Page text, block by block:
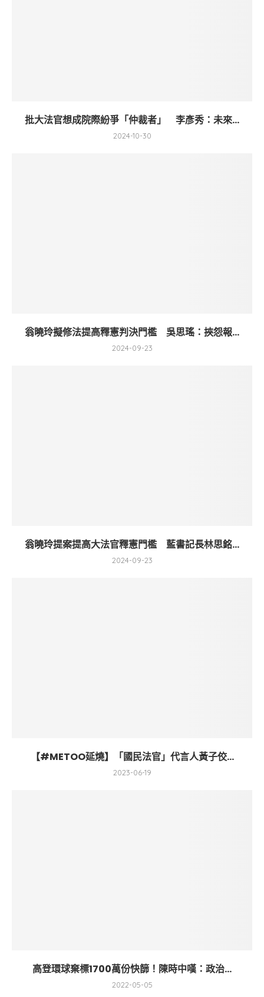
批大法官想成院際紛爭「仲裁者」 李彥秀：未來...
2024-10-30
翁曉玲擬修法提高釋憲判決門檻 吳思瑤：挾怨報...
2024-09-23
翁曉玲提案提高大法官釋憲門檻 藍書記長林思銘...
2024-09-23
【#METOO延燒】「國民法官」代言人黃子佼...
2023-06-19
高登環球棄標1700萬份快篩！陳時中嘆：政治...
2022-05-05